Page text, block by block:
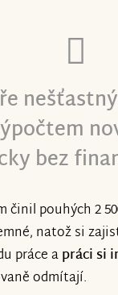
bez
činil pouhých 2
natož si
práce apráci si
odmítají.